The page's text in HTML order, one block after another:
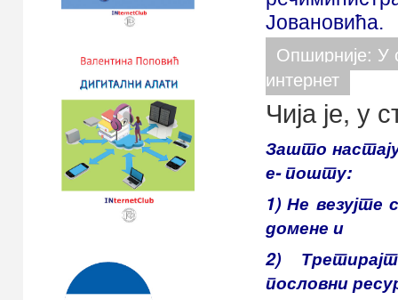
Јовановића.
Опширније: У
интернет
Чија је, у
Зашто
е- пошту:
1) Не везујте
домене и
2)
пословни